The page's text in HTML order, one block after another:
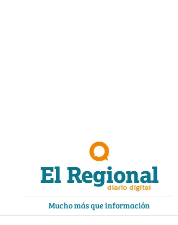
Mucho más que información